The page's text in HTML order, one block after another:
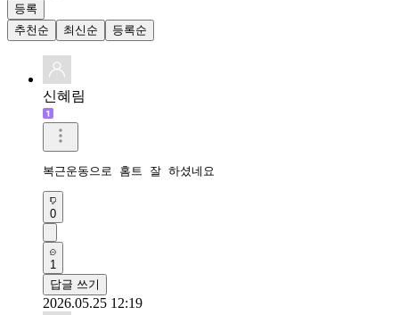
등록
추천순
최신순 등록순
신혜림
복근운동으로 홈트 잘 하셨네요
0
1
답글 쓰기
2026.05.25 12:19